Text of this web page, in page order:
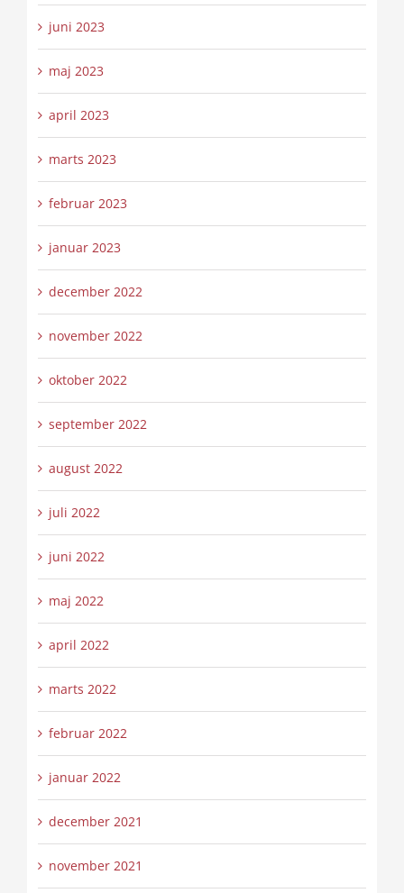
juni 2023
maj 2023
april 2023
marts 2023
februar 2023
januar 2023
december 2022
november 2022
oktober 2022
september 2022
august 2022
juli 2022
juni 2022
maj 2022
april 2022
marts 2022
februar 2022
januar 2022
december 2021
november 2021